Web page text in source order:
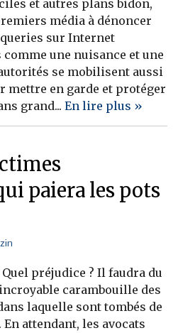
et autres plans bidon,
média à dénoncer
sur Internet
une nuisance et une
se mobilisent aussi
mettre en garde et protéger
grand... En lire plus »
paiera les pots
préjudice ? Il faudra du
carambouille des
laquelle sont tombés de
attendant, les avocats